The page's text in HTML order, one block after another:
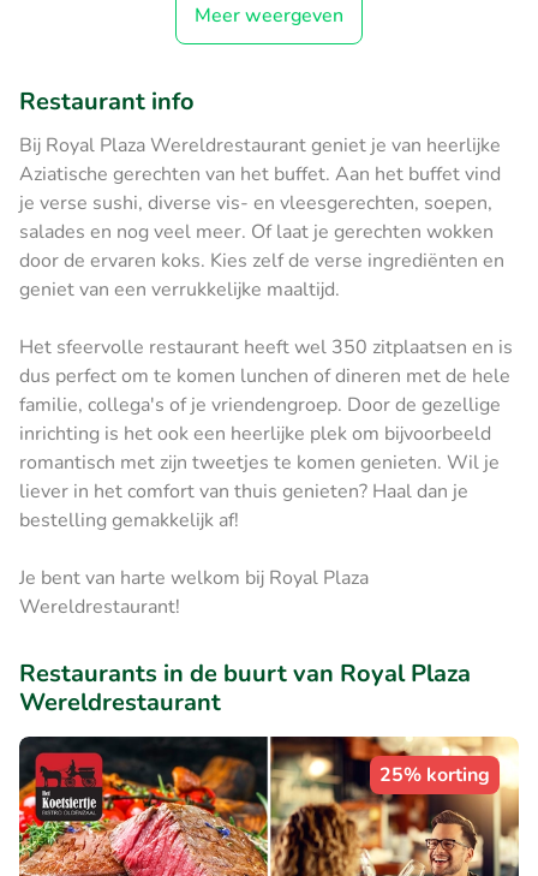
Meer weergeven
Restaurant info
Bij Royal Plaza Wereldrestaurant geniet je van heerlijke
Aziatische gerechten van het buffet. Aan het buffet vind
je verse sushi, diverse vis- en vleesgerechten, soepen,
salades en nog veel meer. Of laat je gerechten wokken
door de ervaren koks. Kies zelf de verse ingrediënten en
geniet van een verrukkelijke maaltijd.
Het sfeervolle restaurant heeft wel 350 zitplaatsen en is
dus perfect om te komen lunchen of dineren met de hele
familie, collega's of je vriendengroep. Door de gezellige
inrichting is het ook een heerlijke plek om bijvoorbeeld
romantisch met zijn tweetjes te komen genieten. Wil je
liever in het comfort van thuis genieten? Haal dan je
bestelling gemakkelijk af!
Je bent van harte welkom bij Royal Plaza
Wereldrestaurant!
Restaurants in de buurt van Royal Plaza
Wereldrestaurant
25% korting